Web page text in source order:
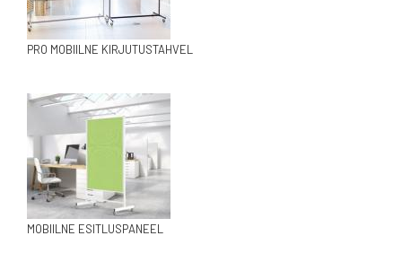
PRO MOBIILNE KIRJUTUSTAHVEL
MOBIILNE ESITLUSPANEEL